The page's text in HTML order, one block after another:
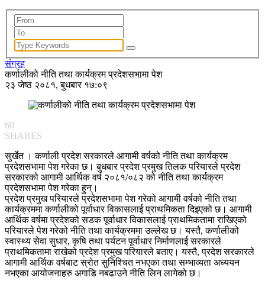
संग्रह
कर्णालीको नीति तथा कार्यक्रम प्रदेशसभामा पेश
२३ जेष्ठ २०८१, बुधबार १७:०९
60
SHARES
सुर्खेत । कर्णाली प्रदेश सरकारले आगामी वर्षको नीति तथा कार्यक्रम
प्रदेशसभामा पेश गरेका छ। बुधबार प्रदेश प्रमुख तिलक परियारले प्रदेश
सरकारको आगामी आर्थिक वर्ष २०८१/०८२ को नीति तथा कार्यक्रम
प्रदेशसभामा पेश गरेका हुन्।
प्रदेश प्रमुख परियारले प्रदेशसभामा पेश गरेको आगामी वर्षको नीति तथा
कार्यक्रममा कर्णालीको पूर्वाधार विकासलाई प्राथमिकता दिइएको छ। आगामी
आर्थिक वर्षमा प्रदेशको सडक पूर्वाधार विकासलाई प्राथमिकतामा राखिएको
परियारले पेश गरेको नीति तथा कार्यक्रममा उल्लेख छ। यस्तै, कर्णालीको
स्वास्थ्य सेवा सुधार, कृषि तथा पर्यटन पूर्वाधार निर्माणलाई सरकारले
प्राथमिकतामा राखेको प्रदेश प्रमुख परियारले बताए। यस्तै, प्रदेश सरकारले
आगामी आर्थिक वर्षबाट स्रोत सुनिश्चित नभएका तथा सम्भाव्यता अध्ययन
नभएका आयोजनाहरु अगाडि नबढाउने नीति लिन लागेको छ।